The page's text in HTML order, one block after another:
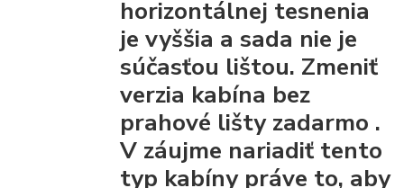
horizontálnej tesnenia
je vyššia a sada nie je
súčasťou lištou. Zmeniť
verzia kabína bez
prahové lištyzadarmo .
V záujme nariadiť tento
typ kabíny práve to, aby